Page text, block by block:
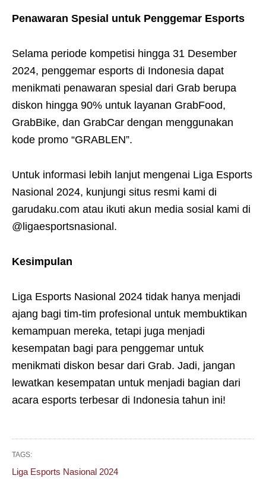
Penawaran Spesial untuk Penggemar Esports
Selama periode kompetisi hingga 31 Desember
2024, penggemar esports di Indonesia dapat
menikmati penawaran spesial dari Grab berupa
diskon hingga 90% untuk layanan GrabFood,
GrabBike, dan GrabCar dengan menggunakan
kode promo “GRABLEN”.
Untuk informasi lebih lanjut mengenai Liga Esports
Nasional 2024, kunjungi situs resmi kami di
garudaku.com atau ikuti akun media sosial kami di
@ligaesportsnasional.
Kesimpulan
Liga Esports Nasional 2024 tidak hanya menjadi
ajang bagi tim-tim profesional untuk membuktikan
kemampuan mereka, tetapi juga menjadi
kesempatan bagi para penggemar untuk
menikmati diskon besar dari Grab. Jadi, jangan
lewatkan kesempatan untuk menjadi bagian dari
acara esports terbesar di Indonesia tahun ini!
TAGS:
Liga Esports Nasional 2024